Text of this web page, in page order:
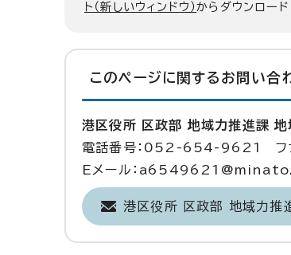
ト（新しいウィンドウ）からダウンロード
このページに関する お問い合
港区役所 区政部 地域力推進課 地
電話番号：052-654-9621 フ
Eメール：
港区役所 区政部 地域力推